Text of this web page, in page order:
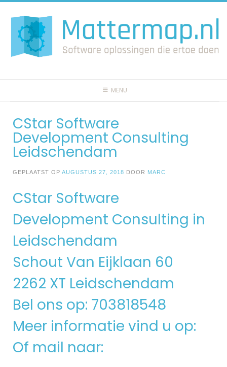
naar
inhoud
MENU
CStar Software
Development Consulting
Leidschendam
GEPLAATST OP AUGUSTUS 27, 2018 DOOR MARC
CStar Software
Development Consulting in
Leidschendam
Schout Van Eijklaan 60
2262 XT Leidschendam
Bel ons op: 703818548
Meer informatie vind u op:
Of mail naar: